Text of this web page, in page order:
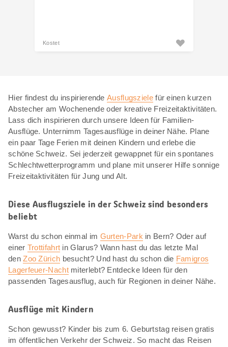
Kostet
Hier findest du inspirierendeAusflugszielefür einen kurzen
Abstecher am Wochenende oder kreative Freizeitaktivitäten.
Lass dich inspirieren durch unsere Ideen für Familien-
Ausflüge. Unternimm Tagesausflüge in deiner Nähe. Plane
ein paar Tage Ferien mit deinen Kindern und erlebe die
schöne Schweiz. Sei jederzeit gewappnet für ein spontanes
Schlechtwetterprogramm und plane mit unserer Hilfe sonnige
Freizeitaktivitäten für Jung und Alt.
Diese Ausflugsziele in der Schweiz sind besonders
beliebt
Warst du schon einmal im Gurten-Park in Bern? Oder auf
einer Trottifahrt in Glarus? Wann hast du das letzte Mal
denZoo Zürich besucht? Und hast du schon die Famigros
Lagerfeuer-Nachtmiterlebt? Entdecke Ideen für den
passenden Tagesausflug, auch für Regionen in deiner Nähe.
Ausflüge mit Kindern
Schon gewusst? Kinder bis zum 6. Geburtstag reisen gratis
im öffentlichen Verkehr der Schweiz. So macht das Reisen